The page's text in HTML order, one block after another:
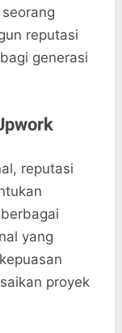
reputasi
generasi
reputasi
yang
proyek